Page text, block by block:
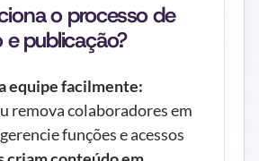
o processo de
publicação?
equipe facilmente:
remova colaboradores em
funções e acessos